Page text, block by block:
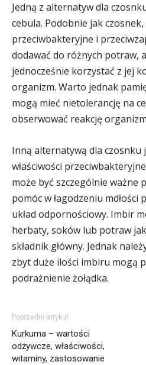
Jedną z alternatyw dla
cebula. Podobnie jak czosnek,
przeciwbakteryjne i
dodawać do różnych potraw,
jednocześnie korzystać z jej
organizm. Warto jednak
mogą mieć nietolerancję na
obserwować reakcję
Inną alternatywą dla czosnku
właściwości
może być szczególnie ważne
pomóc w łagodzeniu
układ odpornościowy. Imbir
herbaty, soków lub potraw
składnik główny. Jednak
zbyt duże ilości imbiru mogą
podrażnienie żołądka.
Poprzedni artykuł
Kurkuma – wartości
odżywcze, właściwości,
witaminy, zastosowanie